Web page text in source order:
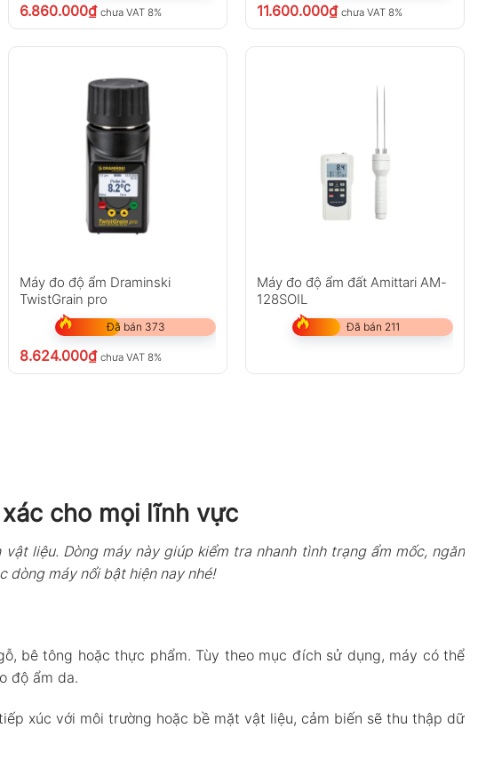
6.860.000₫ chưa VAT 8% 11.600.000₫ chưa VAT 8%
Máy đo độ ẩm Draminski
TwistGrain pro
Đã bán 373
8.624.000₫ chưa VAT 8%
Máy đo độ ẩm đất Amittari AM-
128SOIL
Đã bán 211
cho mọi lĩnh vực
liệu. Dòng máy này giúp kiểm tra nhanh tình trạng ẩm mốc, ngăn
máy nổi bật hiện nay nhé!
bê tông hoặc thực phẩm. Tùy theo mục đích sử dụng, máy có thể
độ ẩm da.
xúc với môi trường hoặc bề mặt vật liệu, cảm biến sẽ thu thập dữ